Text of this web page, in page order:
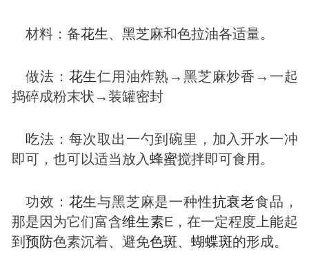
材料：备花生、黑芝麻和色拉油各适量。
做法： 花生仁用油炸熟→黑芝麻炒香→一起
捣碎成粉末状→装罐密封
吃法：每次取出一勺到碗里，加入开水一冲
即可，也可以适当放入蜂蜜搅拌即可食用。
功效： 花生与黑芝麻是一种性抗衰老食品，
那是因为它们富含维生素E，在一定程度上能起
到 预防色素沉着、避免色斑、 蝴蝶斑的形成。